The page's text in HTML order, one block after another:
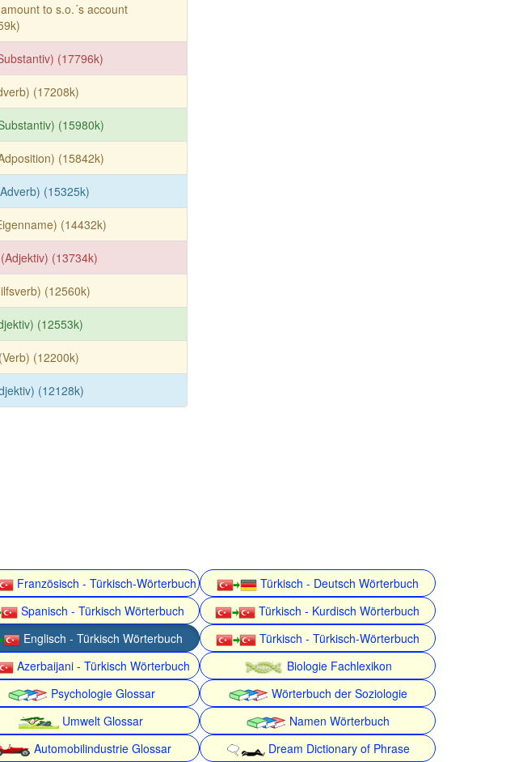
to s.o.´s account
(17796k)
(17208k)
(15980k)
(15842k)
(15325k)
(14432k)
(13734k)
(12560k)
(12553k)
(12200k)
(12128k)
Französisch - Türkisch-Wörterbuch
Türkisch - Deutsch Wörterbuch
Spanisch - Türkisch Wörterbuch
Türkisch - Kurdisch Wörterbuch
Englisch - Türkisch Wörterbuch
Türkisch - Türkisch-Wörterbuch
Azerbaijani - Türkisch Wörterbuch
Biologie Fachlexikon
Psychologie Glossar
Wörterbuch der Soziologie
Umwelt Glossar
Namen Wörterbuch
Automobilindustrie Glossar Dream Dictionary of Phrase